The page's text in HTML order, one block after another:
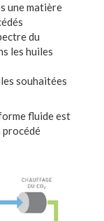
une matière
du
les huiles
souhaitées
fluide est
procédé